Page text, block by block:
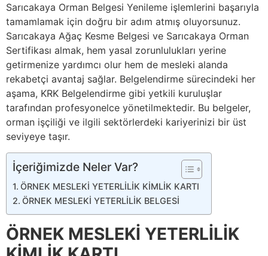
Sarıcakaya Orman Belgesi Yenileme işlemlerini başarıyla
tamamlamak için doğru bir adım atmış oluyorsunuz.
Sarıcakaya Ağaç Kesme Belgesi ve Sarıcakaya Orman
Sertifikası almak, hem yasal zorunlulukları yerine
getirmenize yardımcı olur hem de mesleki alanda
rekabetçi avantaj sağlar. Belgelendirme sürecindeki her
aşama, KRK Belgelendirme gibi yetkili kuruluşlar
tarafından profesyonelce yönetilmektedir. Bu belgeler,
orman işçiliği ve ilgili sektörlerdeki kariyerinizi bir üst
seviyeye taşır.
İçeriğimizde Neler Var?
ÖRNEK MESLEKİ YETERLİLİK KİMLİK KARTI
ÖRNEK MESLEKİ YETERLİLİK BELGESİ
ÖRNEK MESLEKİ YETERLİLİK